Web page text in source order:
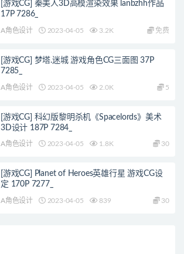
[游戏CG] 秦美人3D高模渲染效果 lanbzhh作品
17P 7286_
A角色设计 2023-04-05 3.2K 免费
[游戏CG] 梦塔.迷城 游戏角色CG三面图 37P
7285_
A角色设计 2023-04-05 2.0K 5
[游戏CG] 科幻版黎明杀机《Spacelords》美术
3D设计 187P 7284_
A角色设计 2023-04-05 1.8K 30
[游戏CG] Planet of Heroes英雄行星 游戏CG设
定 170P 7277_
A角色设计 2023-04-05 839 30